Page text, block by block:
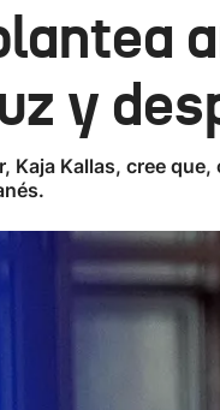
y
Kaja Kallas, cree